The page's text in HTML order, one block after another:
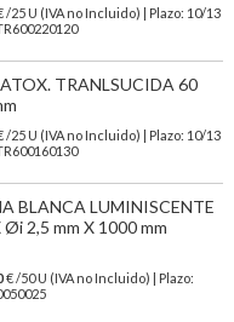
/25 U (IVA no Incluido)
| Plazo: 10/13
TRANLSUCIDA 60
/25 U (IVA no Incluido)
| Plazo: 10/13
BLANCA LUMINISCENTE
2,5 mm X 1000 mm
€ /50 U (IVA no Incluido) | Plazo: